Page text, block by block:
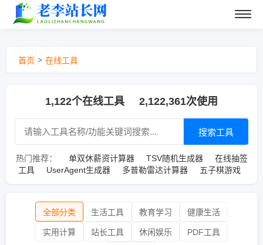
首页 > 在线工具
1,122个在线工具 2,122,361次使用
搜索工具
热门推荐： 单双休薪资计算器 TSV随机生成器
在线抽签
工具
UserAgent生成器 多普勒雷达计算器 五子棋游戏
全部分类 生活工具 教育学习 健康生活
实用计算 站长工具 休闲娱乐 PDF工具